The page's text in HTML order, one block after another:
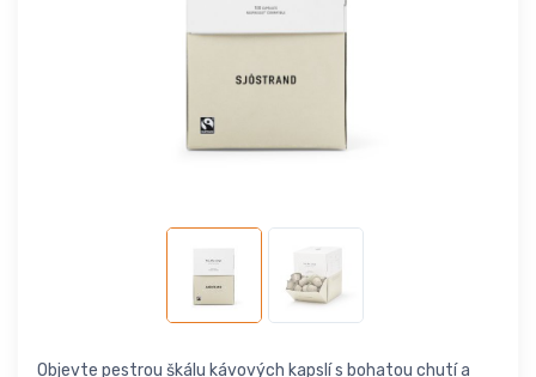
Objevte pestrou škálu kávových kapslí s bohatou chutí a